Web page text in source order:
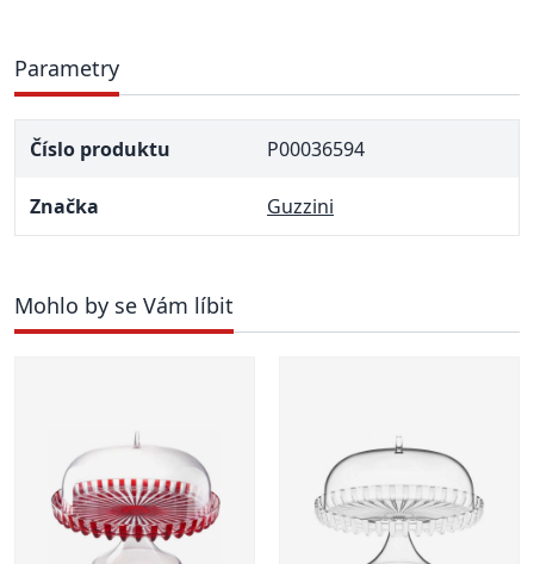
Parametry
Číslo produktu P00036594
Značka Guzzini
Mohlo by se Vám líbit